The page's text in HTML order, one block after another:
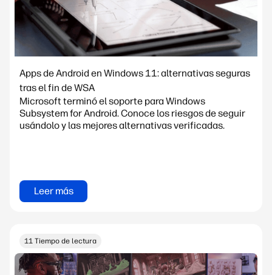
Apps de Android en Windows 11: alternativas seguras
tras el fin de WSA
Microsoft terminó el soporte para Windows
Subsystem for Android. Conoce los riesgos de seguir
usándolo y las mejores alternativas verificadas.
Leer más
11 Tiempo de lectura